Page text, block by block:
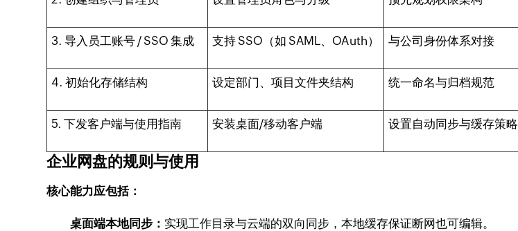
3. 导入员工账号 / SSO 集成 支持 SSO（如 SAML、OAuth） 与公司身份体系对接
4. 初始化存储结构 设定部门、项目文件夹结构 统一命名与归档规范
5. 下发客户端与使用指南 安装桌面/移动客户端 设置自动同步与缓存策略
企业网盘的规则与使用
核心能力应包括：
桌面端本地同步： 实现工作目录与云端的双向同步，本地缓存保证断网也可编辑。